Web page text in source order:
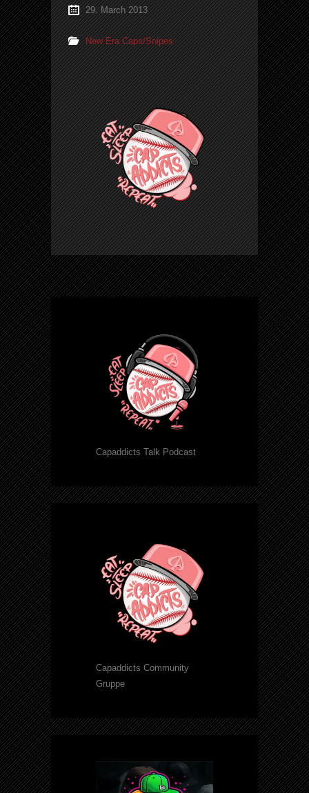
29. March 2013
New Era Caps/Snipes
Capaddicts Talk Podcast
Capaddicts Community
Gruppe